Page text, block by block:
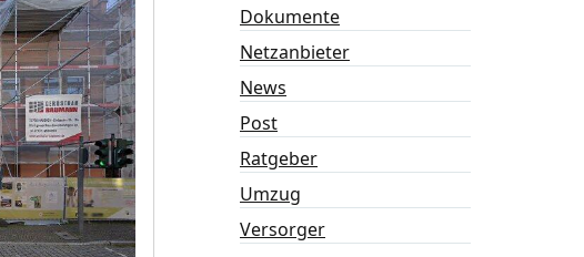
Dokumente
Netzanbieter
News
Post
Ratgeber
Umzug
Versorger